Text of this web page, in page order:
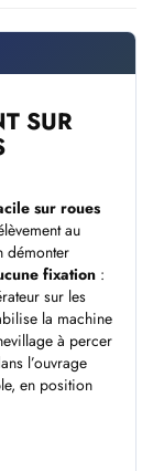
SUR
sur roues
au
démonter
fixation:
sur les
la machine
à percer
l’ouvrage
en position